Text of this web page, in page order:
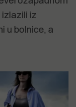
izlazili iz
u bolnice, a